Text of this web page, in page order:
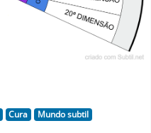
Cura Mundo subtil